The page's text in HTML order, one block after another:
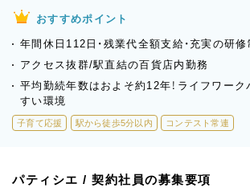
おすすめポイント
年間休日112日・残業代全額支給・充実の研
アクセス抜群/駅直結の百貨店内勤務
平均勤続年数はおよそ約12年！ライフワー
すい環境
子育て応援 駅から徒歩5分以内 コンテスト常連
パティシエ / 契約社員の募集要項